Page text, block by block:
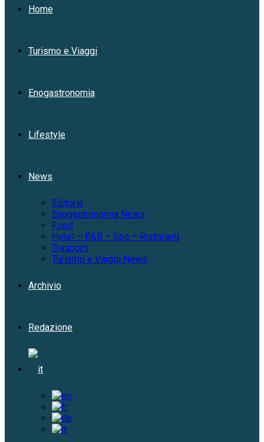
Home
Turismo e Viaggi
Enogastronomia
Lifestyle
News
Editoria
Enogastronomia News
Food
Hotel – B&B – Spa – Ristoranti
Trasporti
Turismo e Viaggi News
Archivio
Redazione